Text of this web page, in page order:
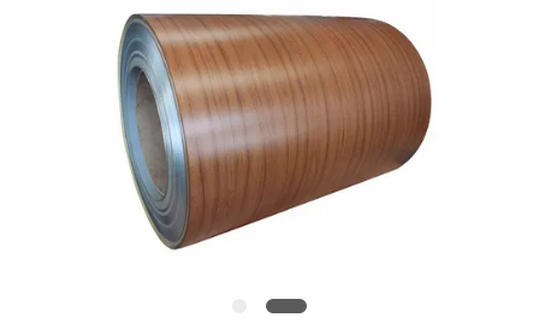
SITEMAP
POLITIQUE
CONFIDENTIALITÉ